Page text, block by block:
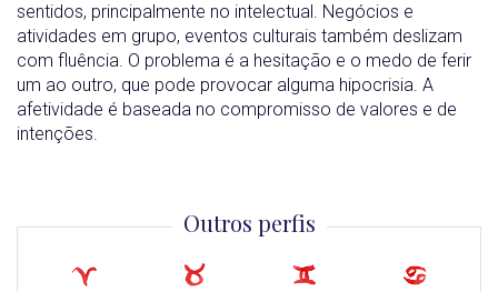
sentidos, principalmente no intelectual. Negócios e
atividades em grupo, eventos culturais também deslizam
com fluência. O problema é a hesitação e o medo de ferir
um ao outro, que pode provocar alguma hipocrisia. A
afetividade é baseada no compromisso de valores e de
intenções.
Outros perfis